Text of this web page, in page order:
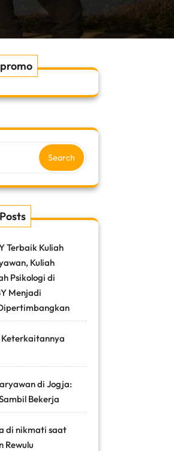
Search
Terbaik Kuliah
Kuliah
Psikologi di
Menjadi
di Jogja:
Bekerja
di nikmati saat
Rewulu